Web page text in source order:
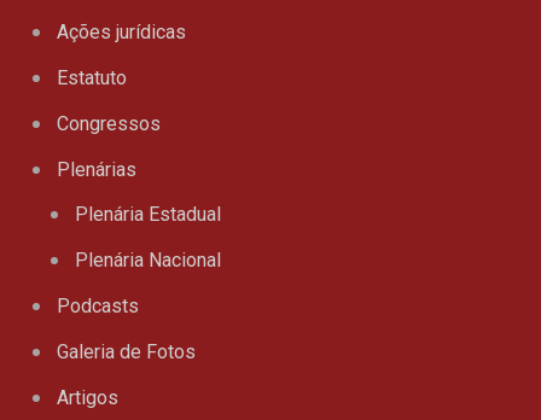
Ações jurídicas
Estatuto
Congressos
Plenárias
Plenária Estadual
Plenária Nacional
Podcasts
Galeria de Fotos
Artigos